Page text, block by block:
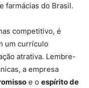
farmácias do Brasil.
competitivo, é
um currículo
atrativa. Lembre-
a empresa
e o espírito de